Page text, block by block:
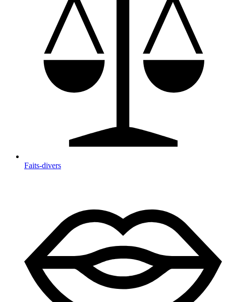
Faits-divers